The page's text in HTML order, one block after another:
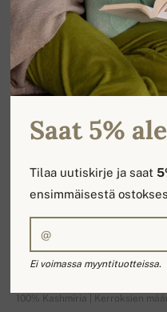
Vanessa
100% Kashmiria | Kerroksien
Saat 5%
Tilaa uutiskirje ja saat
ensimmäisestä
Ei voimassa myyntituotteissa.